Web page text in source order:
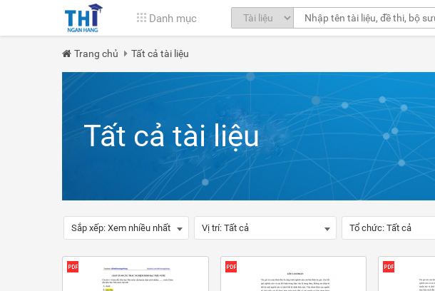
Danh mục
Trang chủ Tất cả tài liệu
Tất cả tài liệu
Sắp xếp: Xem nhiều nhất Vị trí: Tất cả Tổ chức: Tất cả